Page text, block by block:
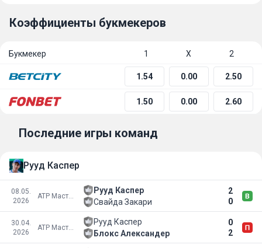
Коэффициенты букмекеров
Букмекер 1 Х 2
1.54 0.00 2.50
1.50 0.00 2.60
Последние игры команд
Рууд Каспер
08.05.
2026
ATP Мастерс 1000
Рууд Каспер
2
0
Свайда Закари
30.04.
2026
ATP Мастерс 1000
Рууд Каспер
0
2
Блокс Александер